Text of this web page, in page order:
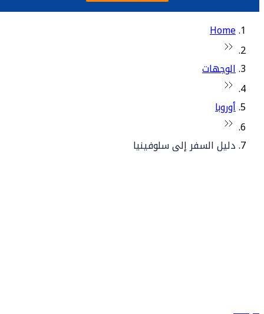
Home
الوجهات
أوروبا
دليل السفر إلى سلوفينيا
سياساتنا